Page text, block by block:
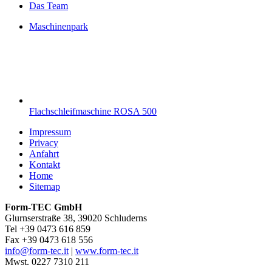
Das Team
Maschinenpark
Flachschleifmaschine ROSA 500
Impressum
Privacy
Anfahrt
Kontakt
Home
Sitemap
Form-TEC GmbH
Glurnserstraße 38, 39020 Schluderns
Tel +39 0473 616 859
Fax +39 0473 618 556
info@form-tec.it| www.form-tec.it
Mwst. 0227 7310 211